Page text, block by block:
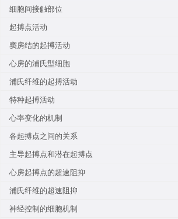
细胞间接触部位
起搏点活动
窦房结的起搏活动
心房的浦氏型细胞
浦氏纤维的起搏活动
特种起搏活动
心率变化的机制
各起搏点之间的关系
主导起搏点和潜在起搏点
心房起搏点的超速阻抑
浦氏纤维的超速阻抑
神经控制的细胞机制